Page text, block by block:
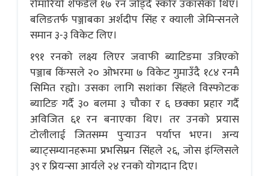
रोमारियो शेफर्डले १७ रन जोड्दै स्कोर उकासेका थिए।
बलिङतर्फ पञ्जाबका अर्शदीप सिंह र क्याली जेमिन्सनले
समान ३-३ विकेट लिए।
१९१ रनको लक्ष्य लिएर जवाफी ब्याटिङमा उत्रिएको
पञ्जाब किंग्सले २० ओभरमा ७ विकेट गुमाउँदै १८४ रनमै
सिमित रह्यो। उसका लागि सशांका सिंहले विस्फोटक
ब्याटिङ गर्दै ३० बलमा ३ चौका र ६ छक्का प्रहार गर्दै
अविजित ६१ रन बनाएका थिए। तर उनको प्रयास
टोलीलाई जितसम्म पुर्‍याउन पर्याप्त भएन। अन्य
ब्याट्सम्यानहरूमा प्रभसिम्रन सिंहले २६, जोस इंग्लिसले
३९ र प्रियन्सा आर्यले २४ रनको योगदान दिए।